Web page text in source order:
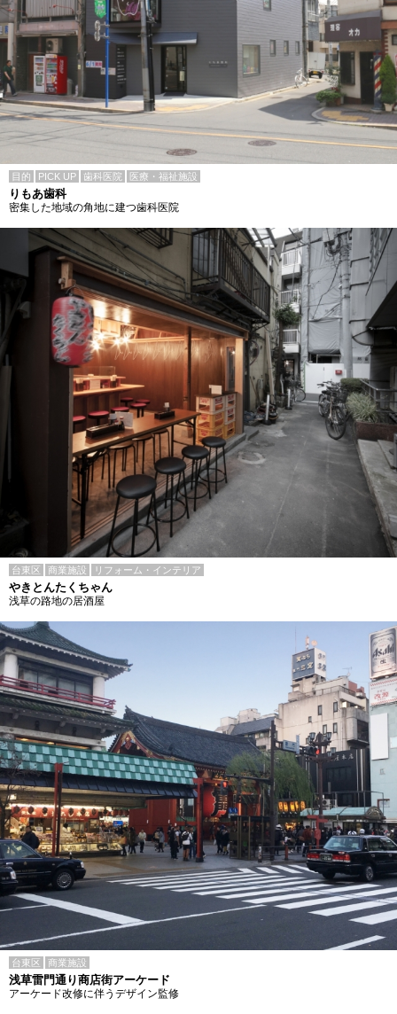
目的 PICK UP 歯科医院 医療・福祉施設
りもあ歯科
密集した地域の角地に建つ歯科医院
台東区 商業施設 リフォーム・インテリア
やきとんたくちゃん
浅草の路地の居酒屋
台東区 商業施設
浅草雷門通り商店街アーケード
アーケード改修に伴うデザイン監修